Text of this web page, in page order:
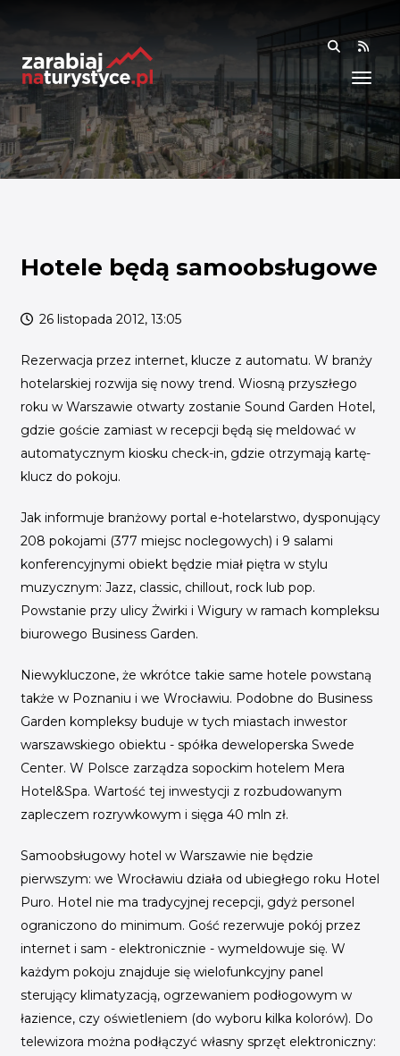
RSS
WIEDZA
ANALIZY I RAPORTY
BADANIA I DANE
FINANSE I WSPARCIE
INICJATYWY BRANŻOWE
WYDARZENIA
KONKURSY I NABORY
KALENDARZ WYDARZEŃ
HISTORIA SUKCESU
CASE STUDIES
Hotele będą samoobsługowe
26 listopada 2012, 13:05
Rezerwacja przez internet, klucze z automatu. W branży
hotelarskiej rozwija się nowy trend. Wiosną przyszłego
roku w Warszawie otwarty zostanie Sound Garden Hotel,
gdzie goście zamiast w recepcji będą się meldować w
automatycznym kiosku check-in, gdzie otrzymają kartę-
klucz do pokoju.
Jak informuje branżowy portal e-hotelarstwo, dysponujący
208 pokojami (377 miejsc noclegowych) i 9 salami
konferencyjnymi obiekt będzie miał piętra w stylu
muzycznym: Jazz, classic, chillout, rock lub pop.
Powstanie przy ulicy Żwirki i Wigury w ramach kompleksu
biurowego Business Garden.
Niewykluczone, że wkrótce takie same hotele powstaną
także w Poznaniu i we Wrocławiu. Podobne do Business
Garden kompleksy buduje w tych miastach inwestor
warszawskiego obiektu - spółka deweloperska Swede
Center. W Polsce zarządza sopockim hotelem Mera
Hotel&Spa. Wartość tej inwestycji z rozbudowanym
zapleczem rozrywkowym i sięga 40 mln zł.
Samoobsługowy hotel w Warszawie nie będzie
pierwszym: we Wrocławiu działa od ubiegłego roku Hotel
Puro. Hotel nie ma tradycyjnej recepcji, gdyż personel
ograniczono do minimum. Gość rezerwuje pokój przez
internet i sam - elektronicznie - wymeldowuje się. W
każdym pokoju znajduje się wielofunkcyjny panel
sterujący klimatyzacją, ogrzewaniem podłogowym w
łazience, czy oświetleniem (do wyboru kilka kolorów). Do
telewizora można podłączyć własny sprzęt elektroniczny: